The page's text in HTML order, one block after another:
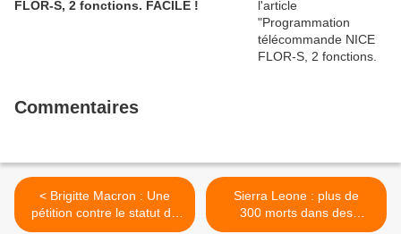
FLOR-S, 2 fonctions. FACILE !
Commentaires
< Brigitte Macron : Une
pétition contre le statut de
Première dame
Sierra Leone : plus de
300 morts dans des
coulées de boue >